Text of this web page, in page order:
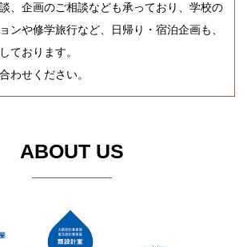
、企画のご相談なども承っており、学校の
ンや修学旅行など、日帰り・宿泊企画も、
ております。
わせください。
ABOUT US